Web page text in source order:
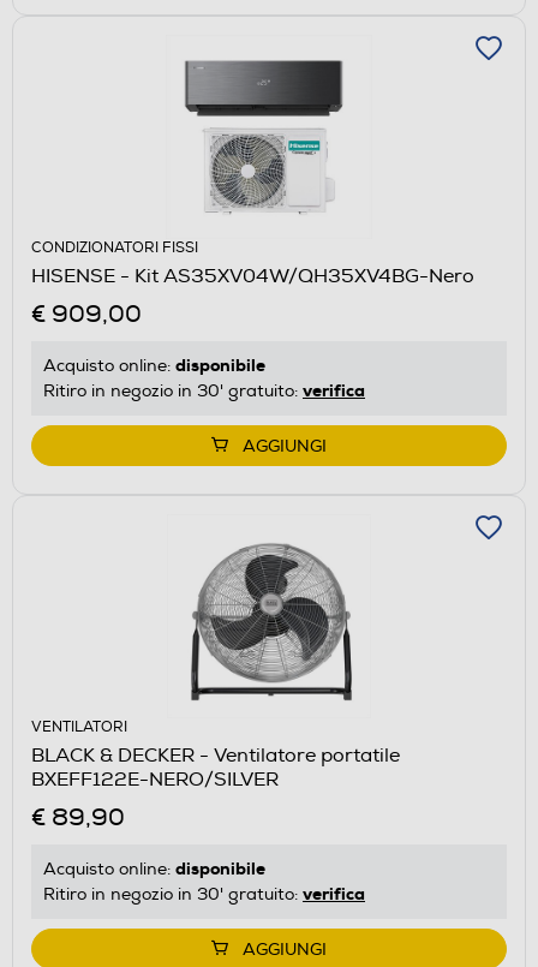
CONDIZIONATORI FISSI
HISENSE - Kit AS35XV04W/QH35XV4BG-Nero
€ 909,00
Acquisto online: disponibile
Ritiro in negozio in 30' gratuito: verifica
AGGIUNGI
VENTILATORI
BLACK & DECKER - Ventilatore portatile
BXEFF122E-NERO/SILVER
€ 89,90
Acquisto online: disponibile
Ritiro in negozio in 30' gratuito: verifica
AGGIUNGI